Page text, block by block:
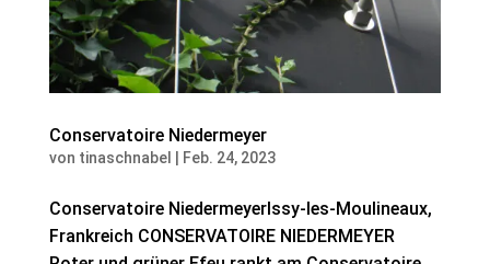
Conservatoire Niedermeyer
von tinaschnabel Feb. 24, 2023
Conservatoire NiedermeyerIssy-les-Moulineaux,
Frankreich CONSERVATOIRE NIEDERMEYER